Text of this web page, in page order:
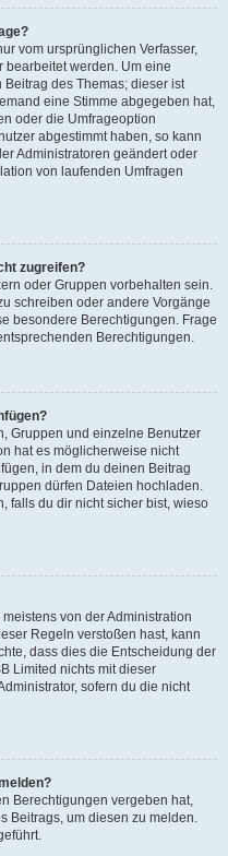
vom ursprünglichen Verfasser,
bearbeitet werden. Um eine
des Themas; dieser ist
eine Stimme abgegeben hat,
oder die Umfrageoption
abgestimmt haben, so kann
Administratoren geändert oder
von laufenden Umfragen
zugreifen?
oder Gruppen vorbehalten sein.
schreiben oder andere Vorgänge
besondere Berechtigungen. Frage
Berechtigungen.
Gruppen und einzelne Benutzer
hat es möglicherweise nicht
in dem du deinen Beitrag
dürfen Dateien hochladen.
falls du dir nicht sicher bist, wieso
von der Administration
Regeln verstoßen hast, kann
dass dies die Entscheidung der
Limited nichts mit dieser
sofern du die nicht
Berechtigungen vergeben hat,
Beitrags, um diesen zu melden.